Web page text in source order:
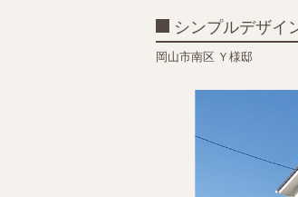
シンプルデザイ
岡山市南区 Ｙ様邸